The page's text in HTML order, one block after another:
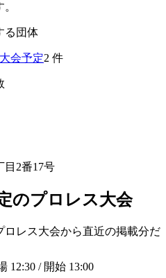
る団体
会予定2 件
目2番17号
のプロレス大会
ロレス大会から直近の掲載分だ
12:30 / 開始 13:00